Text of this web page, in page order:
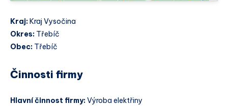
Kraj: Kraj Vysočina
Okres: Třebíč
Obec: Třebíč
Činnosti firmy
Hlavní činnost firmy:Výroba elektřiny